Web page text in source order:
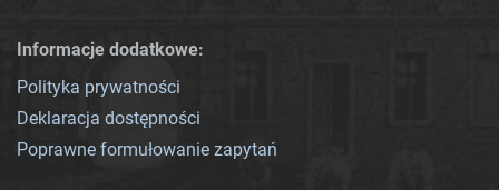
Informacje dodatkowe:
Polityka prywatności
Deklaracja dostępności
Poprawne formułowanie zapytań